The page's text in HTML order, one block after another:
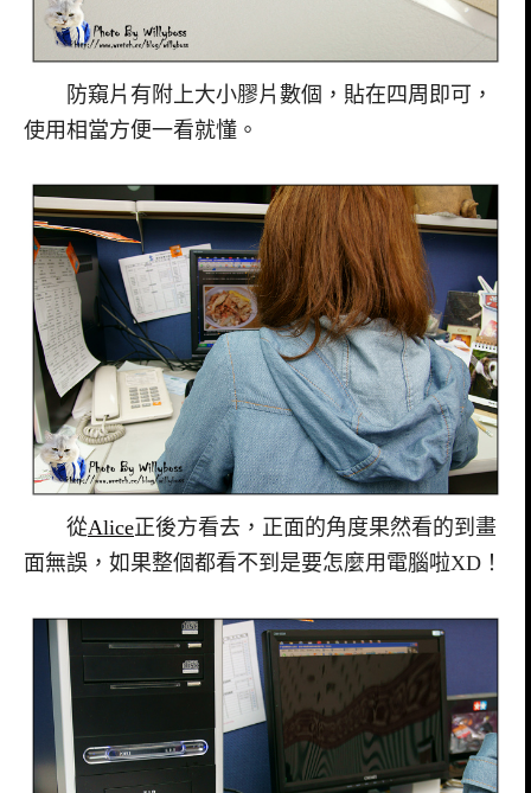
防窺片有附上大小膠片數個，貼在四周即可，
使用相當方便一看就懂。
從Alice正後方看去，正面的角度果然看的到畫
面無誤，如果整個都看不到是要怎麼用電腦啦XD！